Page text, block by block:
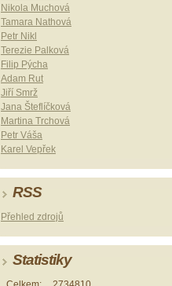
Nikola Muchová
Tamara Nathová
Petr Nikl
Terezie Palková
Filip Pýcha
Adam Rut
Jiří Smrž
Jana Šteflíčková
Martina Trchová
Petr Váša
Karel Vepřek
RSS
Přehled zdrojů
Statistiky